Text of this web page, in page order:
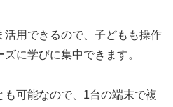
用できるので、子どもも操作
に学びに集中できます。
も可能なので、1台の端末で複